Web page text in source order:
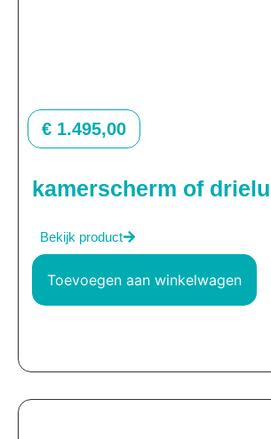
€ 1.495,00
kamerscherm of
Bekijk product
Toevoegen aan winkelwagen